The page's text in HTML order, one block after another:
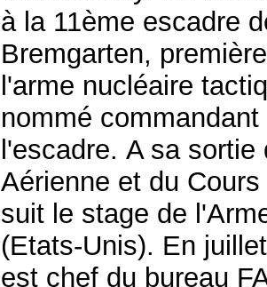
à la 11ème escadre
Bremgarten,
l'arme nucléaire
nommé
l'escadre. A sa sortie
Aérienne et du
suit le stage de
(Etats-Unis). En
est chef du bureau